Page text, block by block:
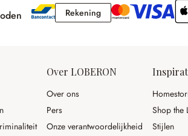
RekeningRekening
Over LOBERON
Over ons
Pers
Onze verantwoordelijkheid
Shop the
Stijlen